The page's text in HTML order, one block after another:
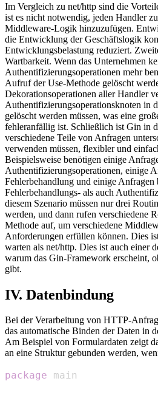
Im Vergleich zu net/http sind die
ist es nicht notwendig, jeden Handler
Middleware-Logik hinzuzufügen.
die Entwicklung der Geschäftslogik
Entwicklungsbelastung reduziert.
Wartbarkeit. Wenn das Unternehmen
Authentifizierungsoperationen mehr
Aufruf der Use-Methode gelöscht
Dekorationsoperationen aller Handler
Authentifizierungsoperationsknoten in
gelöscht werden müssen, was eine
fehleranfällig ist. Schließlich ist Gin in
verschiedene Teile von Anfragen
verwenden müssen, flexibler und
Beispielsweise benötigen einige
Authentifizierungsoperationen, einige
Fehlerbehandlung und einige Anfragen
Fehlerbehandlungs- als auch
diesem Szenario müssen nur drei
werden, und dann rufen verschiedene
Methode auf, um verschiedene
Anforderungen erfüllen können. Dies
warten als net/http. Dies ist auch einer
warum das Gin-Framework erscheint,
gibt.
IV. Datenbindung
Bei der Verarbeitung von HTTP-
das automatische Binden der Daten in
Am Beispiel von Formulardaten zeigt
an eine Struktur gebunden werden,
package